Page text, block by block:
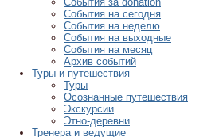
События на сегодня
События на неделю
События на выходные
События на месяц
Архив событий
Туры и путешествия
Туры
Осознанные путешествия
Экскурсии
Этно-деревни
Тренера и ведущие